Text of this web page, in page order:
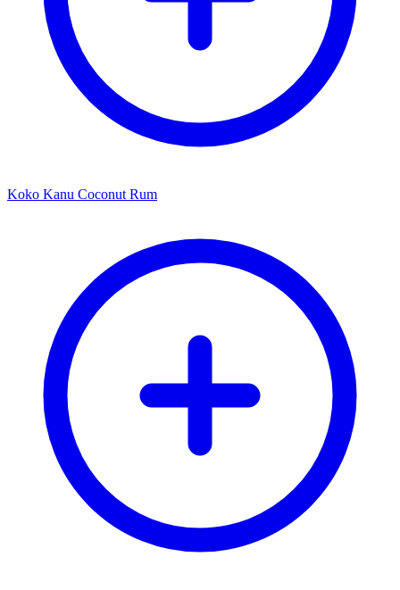
Koko Kanu Coconut Rum